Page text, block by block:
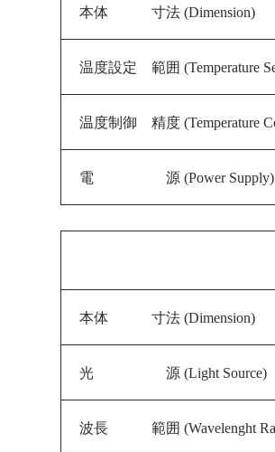
本体 寸法 (Dimension)
温度設定 範囲 (Temperature
温度制御 精度 (Temperature
電 源 (Power Supply)
本体 寸法 (Dimension)
光 源 (Light Source)
波長 範囲 (Wavelenght